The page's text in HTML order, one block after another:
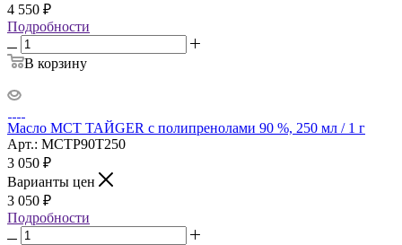
4 550 ₽
Подробности
В корзину
Масло МСТ ТАЙGER с полипренолами 90 %, 250 мл / 1 г
Арт.: MCTP90T250
3 050 ₽
Варианты цен
3 050 ₽
Подробности